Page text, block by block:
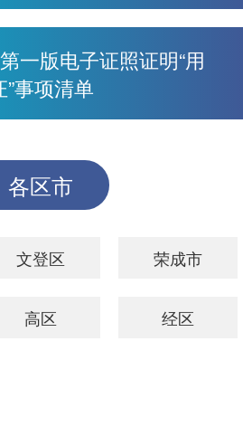
一版电子证照证明“用
”事项清单
各区市
文登区 荣成市
高区 经区